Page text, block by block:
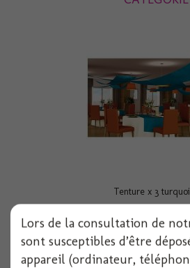
Tenture x 3
Voir
Lors de la consultation de
sont susceptibles d’être
appareil (ordinateur,